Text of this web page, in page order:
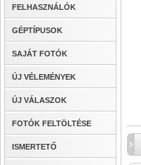
FELHASZNÁLÓK
GÉPTÍPUSOK
SAJÁT FOTÓK
ÚJ VÉLEMÉNYEK
ÚJ VÁLASZOK
FOTÓK FELTÖLTÉSE
ISMERTETŐ